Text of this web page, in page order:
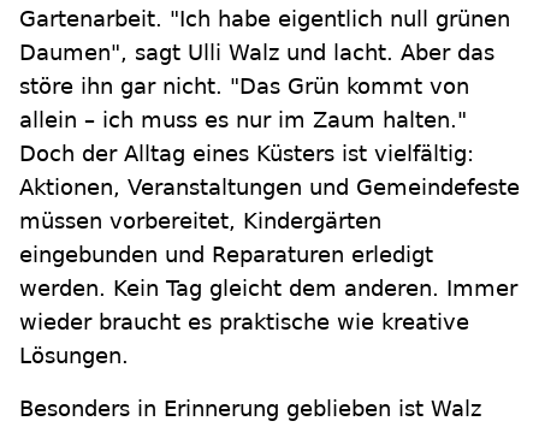
Gartenarbeit. "Ich habe eigentlich null grünen
Daumen", sagt Ulli Walz und lacht. Aber das
störe ihn gar nicht. "Das Grün kommt von
allein – ich muss es nur im Zaum halten."
Doch der Alltag eines Küsters ist vielfältig:
Aktionen, Veranstaltungen und Gemeindefeste
müssen vorbereitet, Kindergärten
eingebunden und Reparaturen erledigt
werden. Kein Tag gleicht dem anderen. Immer
wieder braucht es praktische wie kreative
Lösungen.
Besonders in Erinnerung geblieben ist Walz